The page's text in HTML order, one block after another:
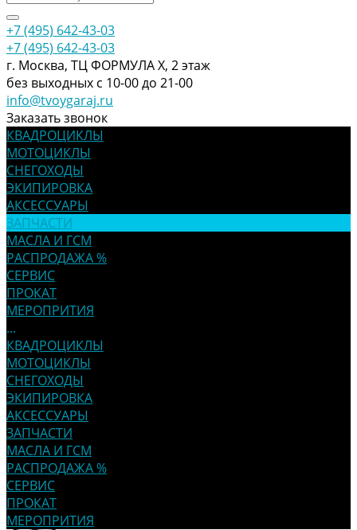
+7 (495) 642-43-03
+7 (495) 642-43-03
г. Москва, ТЦ ФОРМУЛА Х, 2 этаж
без выходных с 10-00 до 21-00
info@tvoygaraj.ru
Заказать звонок
КВАДРОЦИКЛЫ
МОТОЦИКЛЫ
СНЕГОХОДЫ
ЭКИПИРОВКА
АКСЕССУАРЫ
ЗАПЧАСТИ
МАСЛА И ГСМ
РАСПРОДАЖА %
СЕРВИС
ПРОКАТ
МЕРОПРИТИЯ
...
КВАДРОЦИКЛЫ
МОТОЦИКЛЫ
СНЕГОХОДЫ
ЭКИПИРОВКА
АКСЕССУАРЫ
ЗАПЧАСТИ
МАСЛА И ГСМ
РАСПРОДАЖА %
СЕРВИС
ПРОКАТ
МЕРОПРИТИЯ